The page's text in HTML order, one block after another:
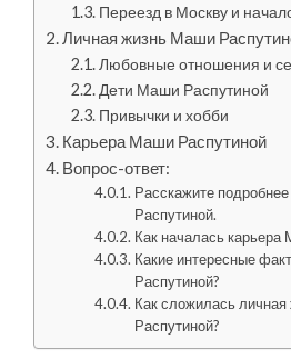
Переезд в Москву и
Личная жизнь Маши
Любовные отношения и
Дети Маши Распутиной
Привычки и хобби
Карьера Маши Распутиной
Вопрос-ответ:
Расскажите
Распутиной.
Как началась карьера
Какие интересные
Распутиной?
Как сложилась
Распутиной?